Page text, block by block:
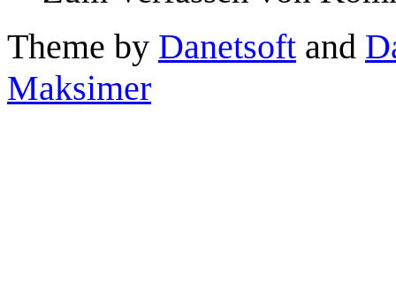
Theme by Danetsoft and
Maksimer